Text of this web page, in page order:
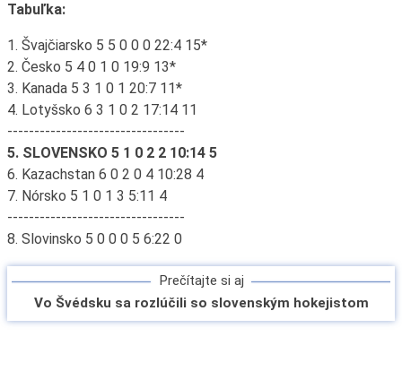
Tabuľka:
1. Švajčiarsko 5 5 0 0 0 22:4 15*
2. Česko 5 4 0 1 0 19:9 13*
3. Kanada 5 3 1 0 1 20:7 11*
4. Lotyšsko 6 3 1 0 2 17:14 11
---------------------------------
5. SLOVENSKO 5 1 0 2 2 10:14 5
6. Kazachstan 6 0 2 0 4 10:28 4
7. Nórsko 5 1 0 1 3 5:11 4
---------------------------------
8. Slovinsko 5 0 0 0 5 6:22 0
Prečítajte si aj
Vo Švédsku sa rozlúčili so slovenským hokejistom